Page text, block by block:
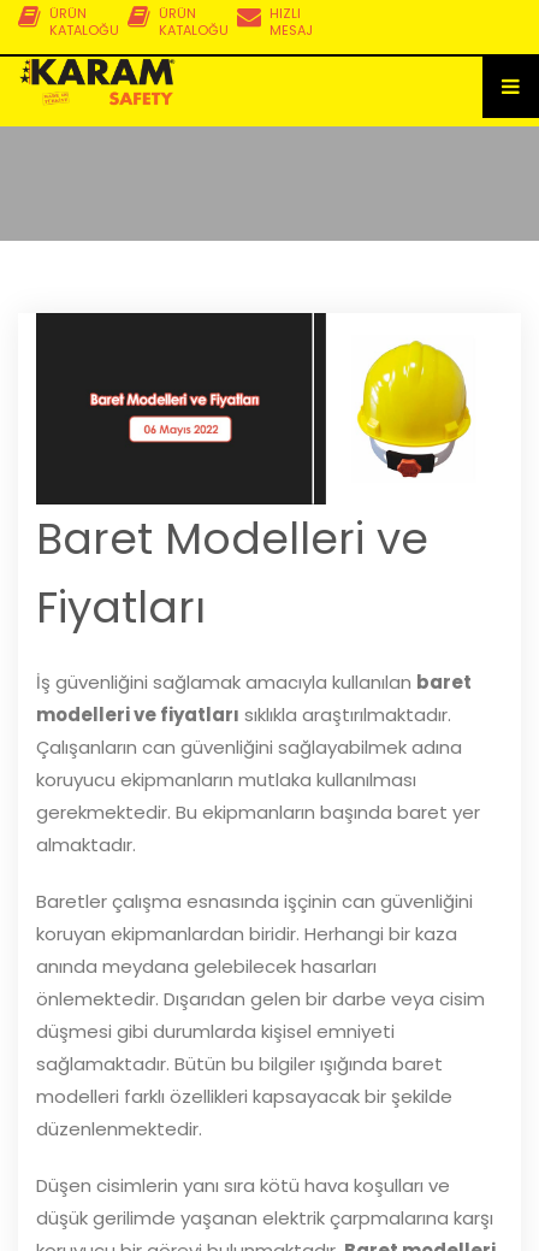
HIZLI
MESAJ
ÜRÜN
KATALOĞU
ÜRÜN
KATALOĞU
Baret Modelleri ve
Fiyatları
İş güvenliğini sağlamak amacıyla kullanılan baret
modelleri ve fiyatları sıklıkla araştırılmaktadır.
Çalışanların can güvenliğini sağlayabilmek adına
koruyucu ekipmanların mutlaka kullanılması
gerekmektedir. Bu ekipmanların başında baret yer
almaktadır.
Baretler çalışma esnasında işçinin can güvenliğini
koruyan ekipmanlardan biridir. Herhangi bir kaza
anında meydana gelebilecek hasarları
önlemektedir. Dışarıdan gelen bir darbe veya cisim
düşmesi gibi durumlarda kişisel emniyeti
sağlamaktadır. Bütün bu bilgiler ışığında baret
modelleri farklı özellikleri kapsayacak bir şekilde
düzenlenmektedir.
Düşen cisimlerin yanı sıra kötü hava koşulları ve
düşük gerilimde yaşanan elektrik çarpmalarına karşı